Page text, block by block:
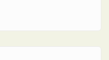
favorece la